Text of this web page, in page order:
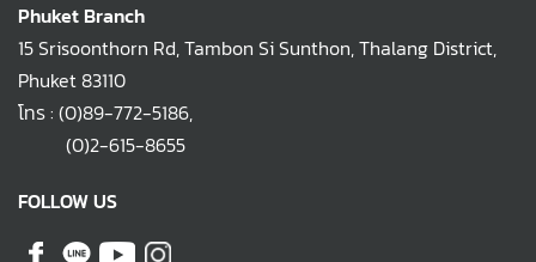
Phuket Branch
15 Srisoonthorn Rd, Tambon Si Sunthon, Thalang District,
Phuket 83110
โทร : (0)89-772-5186,
(0)2-615-8655
FOLLOW US